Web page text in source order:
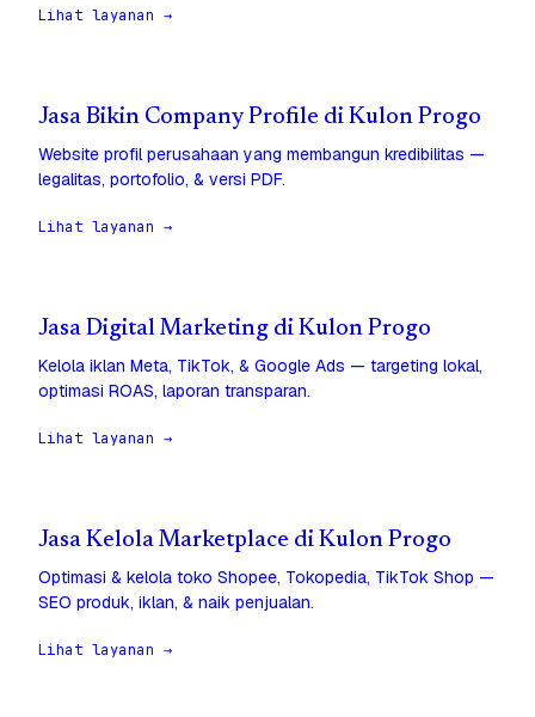
Lihat layanan →
Jasa Bikin Company Profile di Kulon Progo
Website profil perusahaan yang membangun kredibilitas —
legalitas, portofolio, & versi PDF.
Lihat layanan →
Jasa Digital Marketing di Kulon Progo
Kelola iklan Meta, TikTok, & Google Ads — targeting lokal,
optimasi ROAS, laporan transparan.
Lihat layanan →
Jasa Kelola Marketplace di Kulon Progo
Optimasi & kelola toko Shopee, Tokopedia, TikTok Shop —
SEO produk, iklan, & naik penjualan.
Lihat layanan →